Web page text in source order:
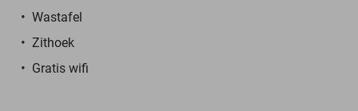
Wastafel
Zithoek
Gratis wifi